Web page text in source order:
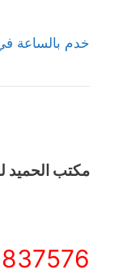
خدم بالساعة
مكتب الحميد